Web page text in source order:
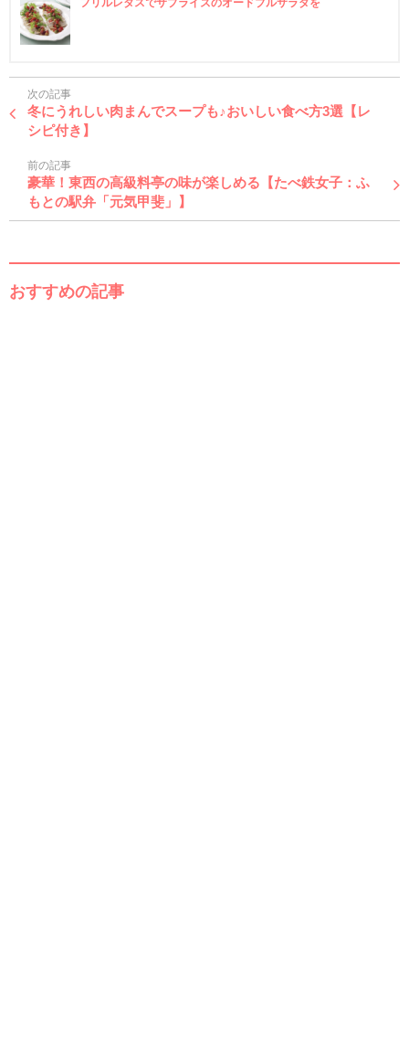
フリルレタスでサプライズのオードブルサラダを
次の記事
冬にうれしい肉まんでスープも♪おいしい食べ方3選【レ
シピ付き】
前の記事
豪華！東西の高級料亭の味が楽しめる【たべ鉄女子：ふ
もとの駅弁「元気甲斐」】
おすすめの記事